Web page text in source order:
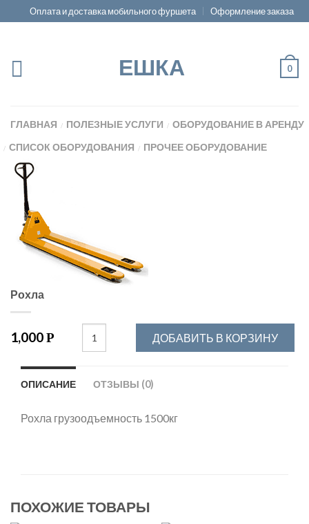
Оплата и доставка мобильного фуршета Оформление заказа
ЕШКА 0
ГЛАВНАЯ / ПОЛЕЗНЫЕ УСЛУГИ / ОБОРУДОВАНИЕ В АРЕНДУ
/ СПИСОК ОБОРУДОВАНИЯ / ПРОЧЕЕ ОБОРУДОВАНИЕ
Рохла
1,000Р ДОБАВИТЬ В КОРЗИНУ
ОПИСАНИЕ ОТЗЫВЫ (0)
Рохла грузоодъемность 1500кг
ПОХОЖИЕ ТОВАРЫ